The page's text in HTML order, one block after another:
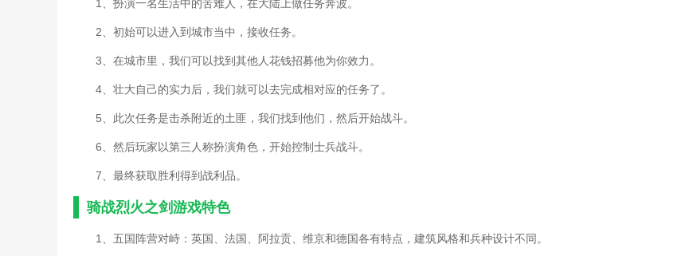
1、扮演一名生活中的苦难人，在大陆上做任务奔波。
2、初始可以进入到城市当中，接收任务。
3、在城市里，我们可以找到其他人花钱招募他为你效力。
4、壮大自己的实力后，我们就可以去完成相对应的任务了。
5、此次任务是击杀附近的土匪，我们找到他们，然后开始战斗。
6、然后玩家以第三人称扮演角色，开始控制士兵战斗。
7、最终获取胜利得到战利品。
骑战烈火之剑游戏特色
1、五国阵营对峙：英国、法国、阿拉贡、维京和德国各有特点，建筑风格和兵种设计不同。